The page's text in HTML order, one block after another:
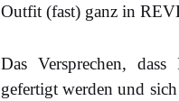
Outfit (fast) ganz in
Das Versprechen,
gefertigt werden und